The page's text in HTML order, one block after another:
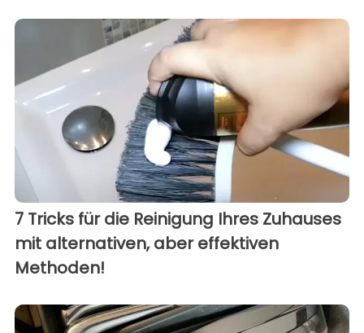
7 Tricks für die Reinigung Ihres Zuhauses
mit alternativen, aber effektiven
Methoden!